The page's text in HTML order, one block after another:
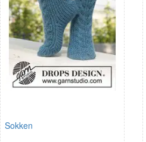
Sokken